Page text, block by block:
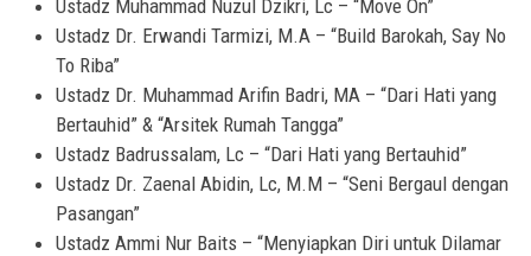
Ustadz Muhammad Nuzul Dzikri, Lc – “Move On”
Ustadz Dr. Erwandi Tarmizi, M.A – “Build Barokah, Say No
To Riba”
Ustadz Dr. Muhammad Arifin Badri, MA – “Dari Hati yang
Bertauhid” & “Arsitek Rumah Tangga”
Ustadz Badrussalam, Lc – “Dari Hati yang Bertauhid”
Ustadz Dr. Zaenal Abidin, Lc, M.M – “Seni Bergaul dengan
Pasangan”
Ustadz Ammi Nur Baits – “Menyiapkan Diri untuk Dilamar